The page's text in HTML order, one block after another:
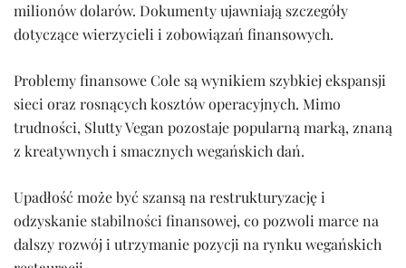
milionów dolarów. Dokumenty ujawniają szczegóły
dotyczące wierzycieli i zobowiązań finansowych.
Problemy finansowe Cole są wynikiem szybkiej ekspansji
sieci oraz rosnących kosztów operacyjnych. Mimo
trudności, Slutty Vegan pozostaje popularną marką, znaną
z kreatywnych i smacznych wegańskich dań.
Upadłość może być szansą na restrukturyzację i
odzyskanie stabilności finansowej, co pozwoli marce na
dalszy rozwój i utrzymanie pozycji na rynku wegańskich